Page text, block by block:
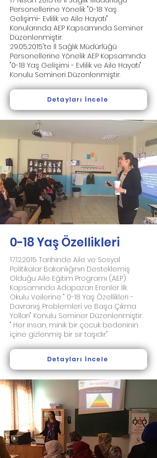
Personellerine Yönelik "0-18 Yaş
Gelişimi- Evlilik ve Aile Hayatı"
Konularında AEP Kapsamında Seminer
Düzenlenmiştir.
29.05.2015'te İl Sağlık Müdürlüğü
Personellerine Yönelik AEP Kapsamında
"0-18 Yaş Gelişimi - Evlilik ve Aile Hayatı"
Konulu Semineri Düzenlenmiştir.
Detayları İncele
0-18 Yaş Özellikleri
17.12.2015 Tarihinde Aile ve Sosyal
Politikalar Bakanlığının Desteklemiş
Olduğu Aile Eğitim Programı (AEP)
Kapsamında Adapazarı Erenler İlk
Okulu Veilerine " 0-18 Yaş Özellikleri -
Davranış Problemleri ve Başa Çıkma
Yolları" Konulu Seminer Düzenlenmiştir.
" Her insan, minik bir çocuk bedeninin
içine gizlenmiş bir sır taşıdır."
Detayları İncele